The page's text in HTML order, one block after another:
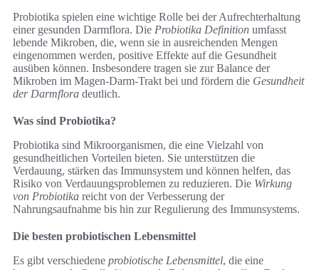
Probiotika spielen eine wichtige Rolle bei der Aufrechterhaltung
einer gesunden Darmflora. Die Probiotika Definition umfasst
lebende Mikroben, die, wenn sie in ausreichenden Mengen
eingenommen werden, positive Effekte auf die Gesundheit
ausüben können. Insbesondere tragen sie zur Balance der
Mikroben im Magen-Darm-Trakt bei und fördern die Gesundheit
der Darmflora deutlich.
Was sind Probiotika?
Probiotika sind Mikroorganismen, die eine Vielzahl von
gesundheitlichen Vorteilen bieten. Sie unterstützen die
Verdauung, stärken das Immunsystem und können helfen, das
Risiko von Verdauungsproblemen zu reduzieren. Die Wirkung
von Probiotika reicht von der Verbesserung der
Nahrungsaufnahme bis hin zur Regulierung des Immunsystems.
Die besten probiotischen Lebensmittel
Es gibt verschiedene probiotische Lebensmittel, die eine